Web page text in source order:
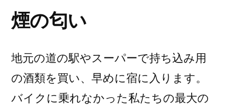
煙の匂い
地元の道の駅やスーパーで持ち込み用
の酒類を買い、早めに宿に入ります。
バイクに乗れなかった私たちの最大の